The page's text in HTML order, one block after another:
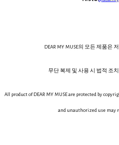
DEAR MY MUSE의 모든 제품은
무단 복제 및 사용 시 법적 조
All product of DEAR MY MUSE are protected by
and unauthorized use may